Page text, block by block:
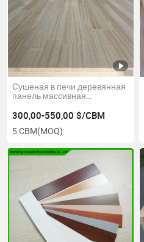
Сушеная в печи деревянная
панель массивная
ламинированная доска
300,00-550,00 $/CBM
5 CBM(MOQ)